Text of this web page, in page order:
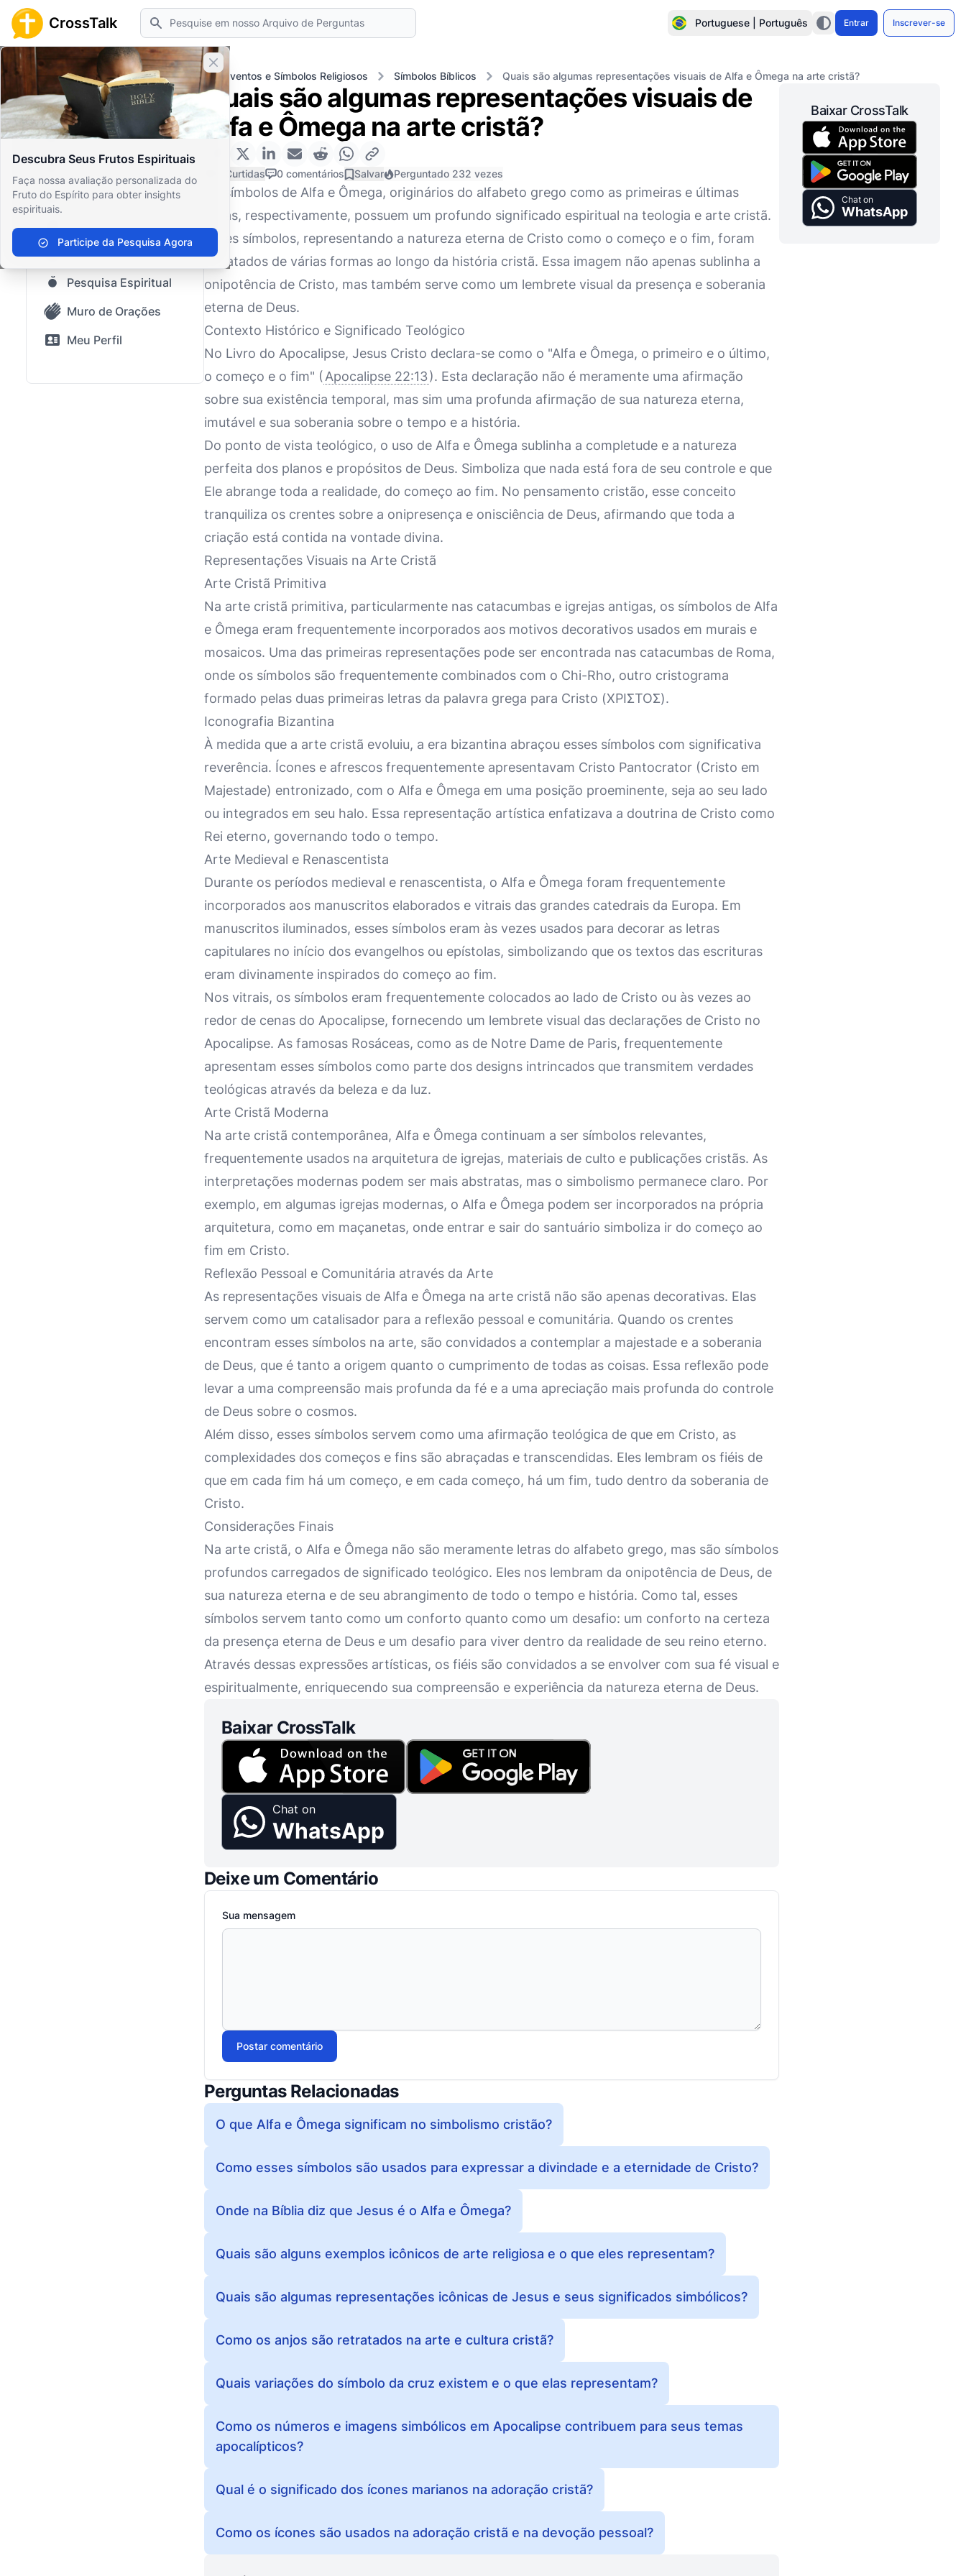
CrossTalk Pesquisar Portuguese | Português Entrar Inscrever-se
Fechar banner
Descubra Seus Frutos Espirituais
Faça nossa avaliação personalizada do
Fruto do Espírito para obter insights
espirituais.
Participe da Pesquisa Agora
Home Arquivo de Perguntas Eventos e Símbolos Religiosos Símbolos Bíblicos Quais são algumas representações visuais de Alfa e Ômega na arte cristã?
Início
Arquivo de Perguntas
Nosso blog
Conteúdo Salvo
Perguntas Populares
Bíblia Sagrada
Pesquisa Espiritual
Muro de Orações
Meu Perfil
Quais são algumas representações visuais de
Alfa e Ômega na arte cristã?
0 Curtidas 0 comentários Salvar Perguntado 232 vezes
Os símbolos de Alfa e Ômega, originários do alfabeto grego como as primeiras e últimas
letras, respectivamente, possuem um profundo significado espiritual na teologia e arte cristã.
Esses símbolos, representando a natureza eterna de Cristo como o começo e o fim, foram
retratados de várias formas ao longo da história cristã. Essa imagem não apenas sublinha a
onipotência de Cristo, mas também serve como um lembrete visual da presença e soberania
eterna de Deus.
Contexto Histórico e Significado Teológico
No Livro do Apocalipse, Jesus Cristo declara-se como o "Alfa e Ômega, o primeiro e o último,
o começo e o fim" ( Apocalipse 22:13). Esta declaração não é meramente uma afirmação
sobre sua existência temporal, mas sim uma profunda afirmação de sua natureza eterna,
imutável e sua soberania sobre o tempo e a história.
Do ponto de vista teológico, o uso de Alfa e Ômega sublinha a completude e a natureza
perfeita dos planos e propósitos de Deus. Simboliza que nada está fora de seu controle e que
Ele abrange toda a realidade, do começo ao fim. No pensamento cristão, esse conceito
tranquiliza os crentes sobre a onipresença e onisciência de Deus, afirmando que toda a
criação está contida na vontade divina.
Representações Visuais na Arte Cristã
Arte Cristã Primitiva
Na arte cristã primitiva, particularmente nas catacumbas e igrejas antigas, os símbolos de Alfa
e Ômega eram frequentemente incorporados aos motivos decorativos usados em murais e
mosaicos. Uma das primeiras representações pode ser encontrada nas catacumbas de Roma,
onde os símbolos são frequentemente combinados com o Chi-Rho, outro cristograma
formado pelas duas primeiras letras da palavra grega para Cristo (ΧΡΙΣΤΟΣ).
Iconografia Bizantina
À medida que a arte cristã evoluiu, a era bizantina abraçou esses símbolos com significativa
reverência. Ícones e afrescos frequentemente apresentavam Cristo Pantocrator (Cristo em
Majestade) entronizado, com o Alfa e Ômega em uma posição proeminente, seja ao seu lado
ou integrados em seu halo. Essa representação artística enfatizava a doutrina de Cristo como
Rei eterno, governando todo o tempo.
Arte Medieval e Renascentista
Durante os períodos medieval e renascentista, o Alfa e Ômega foram frequentemente
incorporados aos manuscritos elaborados e vitrais das grandes catedrais da Europa. Em
manuscritos iluminados, esses símbolos eram às vezes usados para decorar as letras
capitulares no início dos evangelhos ou epístolas, simbolizando que os textos das escrituras
eram divinamente inspirados do começo ao fim.
Nos vitrais, os símbolos eram frequentemente colocados ao lado de Cristo ou às vezes ao
redor de cenas do Apocalipse, fornecendo um lembrete visual das declarações de Cristo no
Apocalipse. As famosas Rosáceas, como as de Notre Dame de Paris, frequentemente
apresentam esses símbolos como parte dos designs intrincados que transmitem verdades
teológicas através da beleza e da luz.
Arte Cristã Moderna
Na arte cristã contemporânea, Alfa e Ômega continuam a ser símbolos relevantes,
frequentemente usados na arquitetura de igrejas, materiais de culto e publicações cristãs. As
interpretações modernas podem ser mais abstratas, mas o simbolismo permanece claro. Por
exemplo, em algumas igrejas modernas, o Alfa e Ômega podem ser incorporados na própria
arquitetura, como em maçanetas, onde entrar e sair do santuário simboliza ir do começo ao
fim em Cristo.
Reflexão Pessoal e Comunitária através da Arte
As representações visuais de Alfa e Ômega na arte cristã não são apenas decorativas. Elas
servem como um catalisador para a reflexão pessoal e comunitária. Quando os crentes
encontram esses símbolos na arte, são convidados a contemplar a majestade e a soberania
de Deus, que é tanto a origem quanto o cumprimento de todas as coisas. Essa reflexão pode
levar a uma compreensão mais profunda da fé e a uma apreciação mais profunda do controle
de Deus sobre o cosmos.
Além disso, esses símbolos servem como uma afirmação teológica de que em Cristo, as
complexidades dos começos e fins são abraçadas e transcendidas. Eles lembram os fiéis de
que em cada fim há um começo, e em cada começo, há um fim, tudo dentro da soberania de
Cristo.
Considerações Finais
Na arte cristã, o Alfa e Ômega não são meramente letras do alfabeto grego, mas são símbolos
profundos carregados de significado teológico. Eles nos lembram da onipotência de Deus, de
sua natureza eterna e de seu abrangimento de todo o tempo e história. Como tal, esses
símbolos servem tanto como um conforto quanto como um desafio: um conforto na certeza
da presença eterna de Deus e um desafio para viver dentro da realidade de seu reino eterno.
Através dessas expressões artísticas, os fiéis são convidados a se envolver com sua fé visual e
espiritualmente, enriquecendo sua compreensão e experiência da natureza eterna de Deus.
Baixar CrossTalk
Chat on
WhatsApp
Deixe um Comentário
Sua mensagem
Postar comentário
Perguntas Relacionadas
O que Alfa e Ômega significam no simbolismo cristão?
Como esses símbolos são usados para expressar a divindade e a eternidade de Cristo?
Onde na Bíblia diz que Jesus é o Alfa e Ômega?
Quais são alguns exemplos icônicos de arte religiosa e o que eles representam?
Quais são algumas representações icônicas de Jesus e seus significados simbólicos?
Como os anjos são retratados na arte e cultura cristã?
Quais variações do símbolo da cruz existem e o que elas representam?
Como os números e imagens simbólicos em Apocalipse contribuem para seus temas
apocalípticos?
Qual é o significado dos ícones marianos na adoração cristã?
Como os ícones são usados na adoração cristã e na devoção pessoal?
Baixar CrossTalk
Chat on
WhatsApp